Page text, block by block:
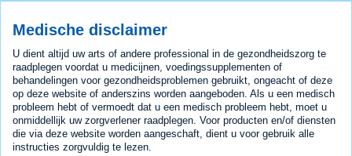
Medische disclaimer
U dient altijd uw arts of andere professional in de gezondheidszorg te
raadplegen voordat u medicijnen, voedingssupplementen of
behandelingen voor gezondheidsproblemen gebruikt, ongeacht of deze
op deze website of anderszins worden aangeboden. Als u een medisch
probleem hebt of vermoedt dat u een medisch probleem hebt, moet u
onmiddellijk uw zorgverlener raadplegen. Voor producten en/of diensten
die via deze website worden aangeschaft, dient u voor gebruik alle
instructies zorgvuldig te lezen.